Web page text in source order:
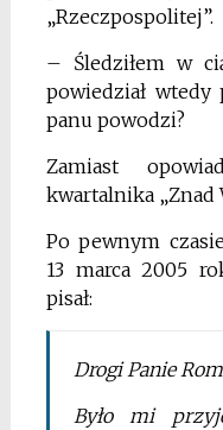
„Rzeczpospolitej”.
– Śledziłem w
powiedział wtedy
panu powodzi?
Zamiast
kwartalnika „Znad
Po pewnym
13 marca 2005
pisał:
Drogi Panie
Było mi